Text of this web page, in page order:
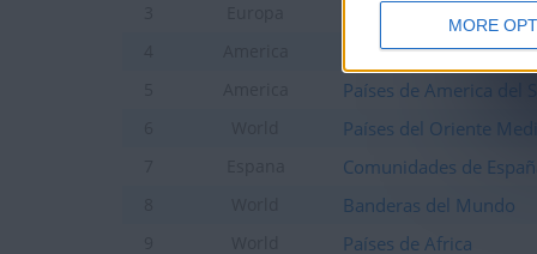
MORE
Capitales y banderas
Ciudades de Peru
Países de America del
Países del Oriente
Comunidades de
Banderas del Mundo
Países de Africa